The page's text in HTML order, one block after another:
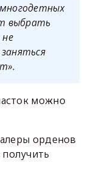
выбрать
можно
орденов